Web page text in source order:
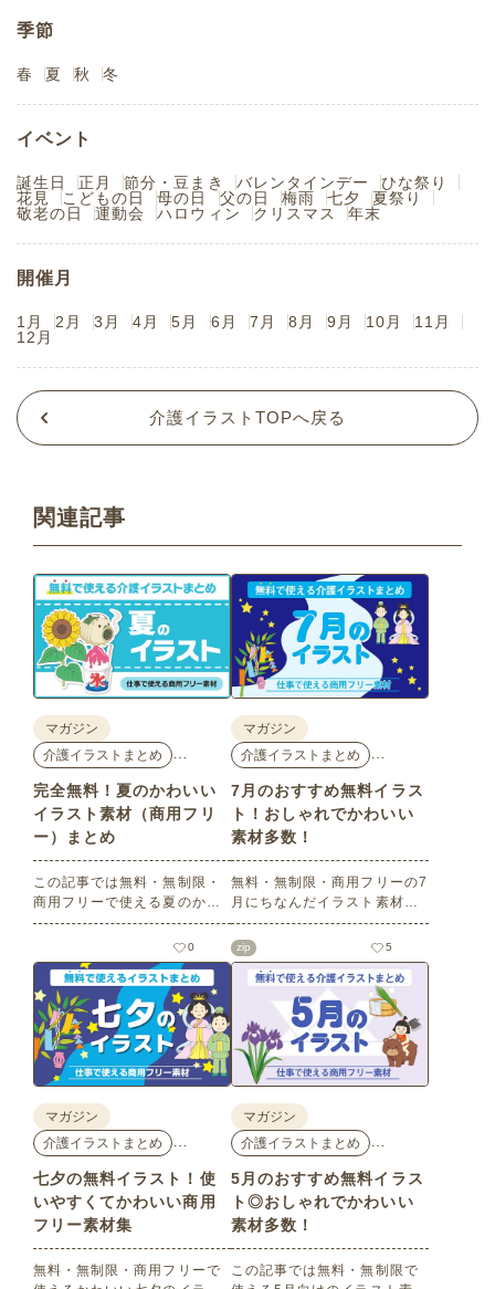
季節
春 夏 秋 冬
イベント
誕生日 正月 節分・豆まき バレンタインデー
ひな祭り
花見
こどもの日 母の日 父の日 梅雨 七夕
夏祭り
敬老の日
運動会 ハロウィン クリスマス 年末
開催月
1月 2月 3月 4月 5月 6月 7月 8月 9月 10月
11月
12月
介護イラストTOPへ戻る
関連記事
マガジン
介護イラストまとめ
完全無料！夏のかわいい
イラスト素材（商用フリ
ー）まとめ
この記事では無料・無制限・
商用フリーで使える夏のかわ
いいイラスト素材を多数ご紹
介いたします。夏の花である
ひまわりや朝顔、夏祭り、花
火、七夕など夏ならではのか
わいいイラストをご用意！ポ
スターやパンフレットなどで
使いやすいテイストなので、
ぜひご活用ください。
0
マガジン
介護イラストまとめ
7月のおすすめ無料イラス
ト！おしゃれでかわいい
素材多数！
無料・無制限・商用フリーの7
月にちなんだイラスト素材を
多数ご紹介します。どれも印
刷に適した解像度で、点数制
限なしで自由に使える素材ば
かり♪どなたでもご利用いただ
けます！ぜひご活用くださ
い。
zip 5
マガジン
介護イラストまとめ
七夕の無料イラスト！使
いやすくてかわいい商用
フリー素材集
無料・無制限・商用フリーで
マガジン
介護イラストまとめ
5月のおすすめ無料イラス
ト◎おしゃれでかわいい
素材多数！
この記事では無料・無制限で